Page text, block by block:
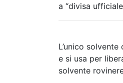
a “divisa
L’unico
e si usa per
solvente